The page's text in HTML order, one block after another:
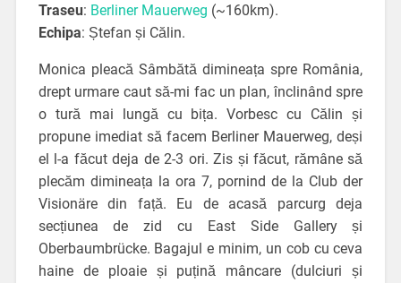
Traseu: Berliner Mauerweg (~160km).
Echipa: Ștefan și Călin.
Monica pleacă Sâmbătă dimineața spre România,
drept urmare caut să-mi fac un plan, înclinând spre
o tură mai lungă cu bița. Vorbesc cu Călin și
propune imediat să facem Berliner Mauerweg, deși
el l-a făcut deja de 2-3 ori. Zis și făcut, rămâne să
plecăm dimineața la ora 7, pornind de la Club der
Visionäre din față. Eu de acasă parcurg deja
secțiunea de zid cu East Side Gallery și
Oberbaumbrücke. Bagajul e minim, un cob cu ceva
haine de ploaie și puțină mâncare (dulciuri și